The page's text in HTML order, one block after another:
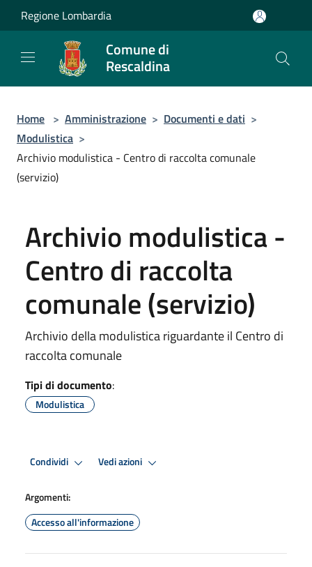
Salta al contenuto principale
Regione Lombardia
Comune di
Rescaldina
Home > Amministrazione > Documenti e dati >
Modulistica >
Archivio modulistica - Centro di raccolta comunale
(servizio)
Archivio modulistica -
Centro di raccolta
comunale (servizio)
Archivio della modulistica riguardante il Centro di
raccolta comunale
Tipi di documento:
Modulistica
Condividi Vedi azioni
Argomenti:
Accesso all'informazione